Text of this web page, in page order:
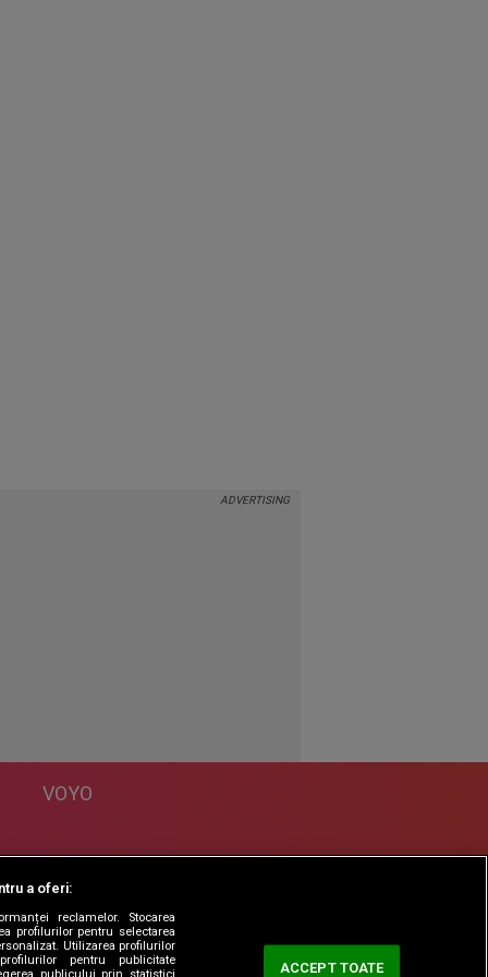
VOYO
Contact
a oferi:
reclamelor. Stocarea
profilurilor pentru selectarea
Utilizarea profilurilor
pentru publicitate
ACCEPT TOATE